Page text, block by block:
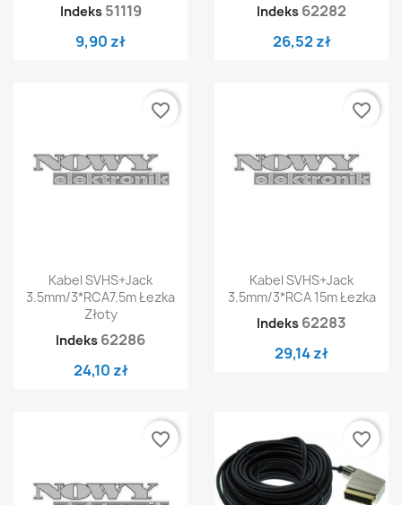
Indeks 51119
9,90 zł
Indeks 62282
26,52 zł
Kabel SVHS+jack
3.5mm/3*RCA7.5m Łezka
Złoty
Indeks 62286
24,10 zł
favorite_border
Kabel SVHS+jack
3.5mm/3*RCA 15m Łezka
Indeks 62283
29,14 zł
favorite_border
favorite_border favorite_border